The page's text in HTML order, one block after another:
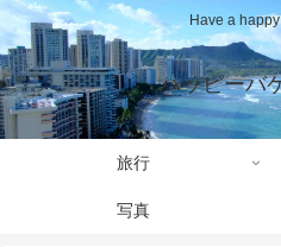
Have a
ハッピーバ
旅行
写真